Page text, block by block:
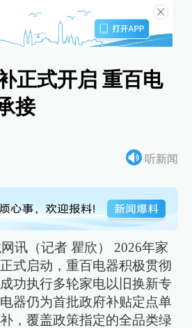
正式开启 重百电
接
听新闻
讯（记者 瞿欣） 2026年家
式启动，重百电器积极贯彻
功执行多轮家电以旧换新专
器仍为首批政府补贴定点单
，覆盖政策指定的全品类绿